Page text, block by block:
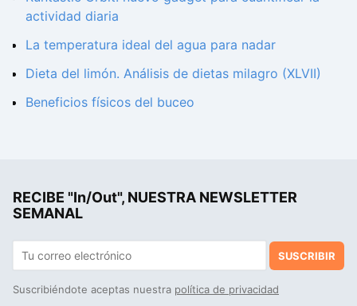
actividad diaria
La temperatura ideal del agua para nadar
Dieta del limón. Análisis de dietas milagro (XLVII)
Beneficios físicos del buceo
RECIBE "In/Out", NUESTRA NEWSLETTER
SEMANAL
SUSCRIBIR
Suscribiéndote aceptas nuestra política de privacidad